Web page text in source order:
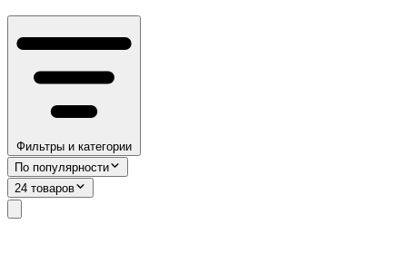
Фильтры и категории
По популярности
24 товаров